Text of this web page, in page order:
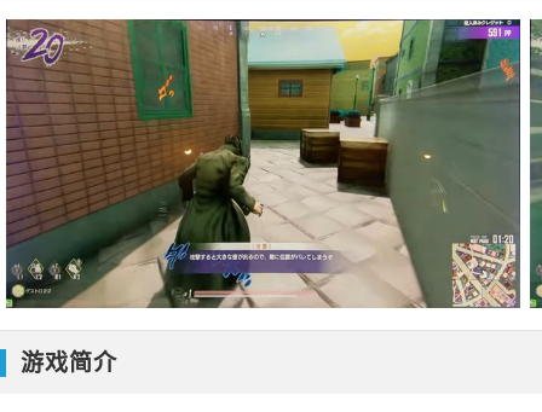
游戏简介